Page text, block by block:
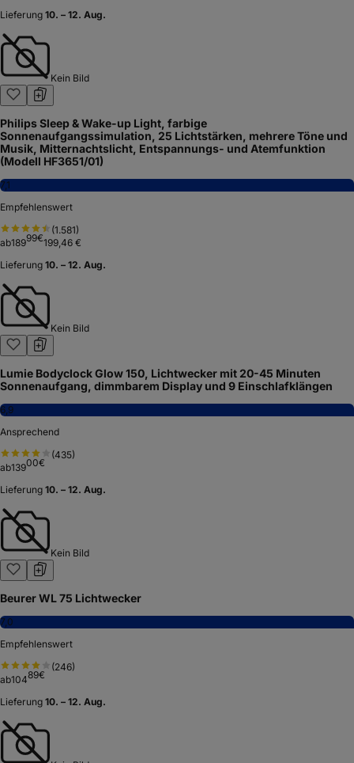
Lieferung 10. – 12. Aug.
Kein Bild
Philips Sleep & Wake-up Light, farbige
Sonnenaufgangssimulation, 25 Lichtstärken, mehrere Töne und
Musik, Mitternachtslicht, Entspannungs- und Atemfunktion
(Modell HF3651/01)
7,1
Empfehlenswert
(1.581)
ab18999€199,46 €
Lieferung 10. – 12. Aug.
Kein Bild
Lumie Bodyclock Glow 150, Lichtwecker mit 20-45 Minuten
Sonnenaufgang, dimmbarem Display und 9 Einschlafklängen
6,9
Ansprechend
(435)
ab13900€
Lieferung 10. – 12. Aug.
Kein Bild
Beurer WL 75 Licht­we­cker
7,0
Empfehlenswert
(246)
ab10489€
Lieferung 10. – 12. Aug.